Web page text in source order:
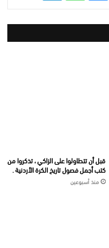
قبل أن تتطاولوا على الزاكي ، تذكروا من
كتب أجمل فصول تاريخ الكرة الأردنية .
منذ أسبوعين